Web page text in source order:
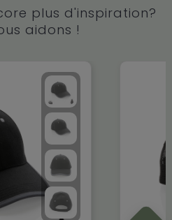
plus d'inspiration?
aidons !